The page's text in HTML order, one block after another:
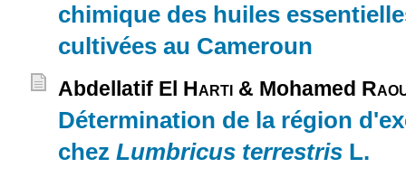
chimique des huiles
cultivées au Cameroun
Abdellatif El Harti & Mohamed
Détermination de la région
chez Lumbricus terrestris L.